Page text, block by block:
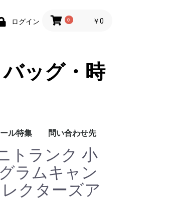
ログイン 0 ￥0
ッグ・時
ル特集 問い合わせ先
問い合わせ先
トランク 小
ラムキャン
クターズア